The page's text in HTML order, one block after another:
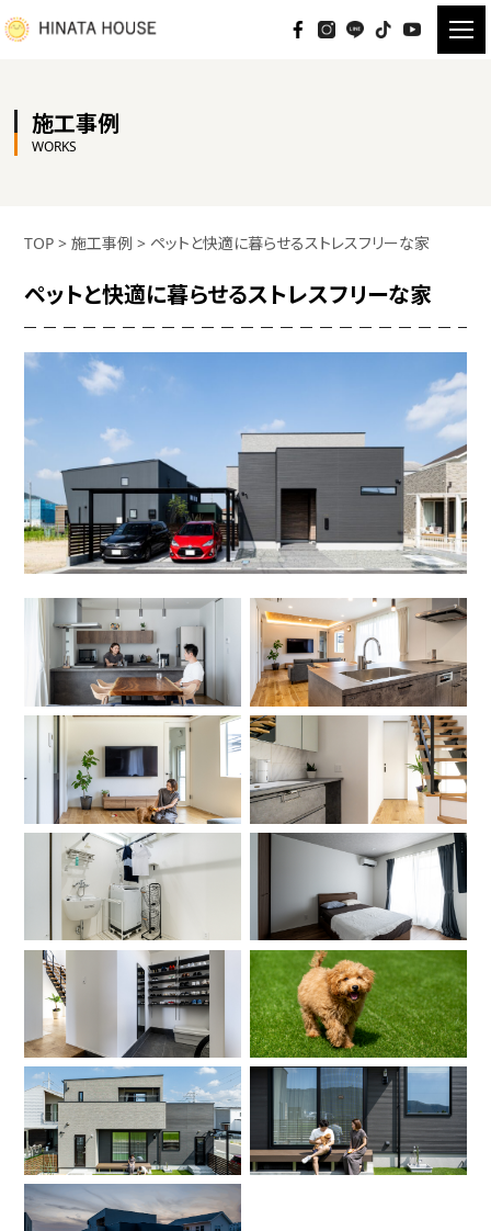
施工事例
WORKS
TOP >施工事例 > ペットと快適に暮らせるストレスフリーな家
ペットと快適に暮らせるストレスフリーな家